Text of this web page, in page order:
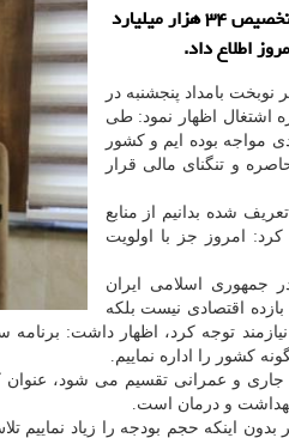
به گزارش لیدی شال معاون رئیس جمهور از تخصیص ۳۴ هزار میلیارد
اطلاع داد.
بامداد پنجشنبه در
اشتغال اظهار نمود: طی
مواجه بوده ایم و کشور
و تنگنای مالی قرار
شده بدانیم از منابع
کرد: امروز جز با اولویت
جمهوری اسلامی ایران
اقتصادی نیست بلکه
توجه کرد، اظهار داشت: برنامه
کشور را اداره نماییم.
جاری و عمرانی تقسیم می شود،
و درمان است.
بدون اینکه حجم بودجه را زیاد